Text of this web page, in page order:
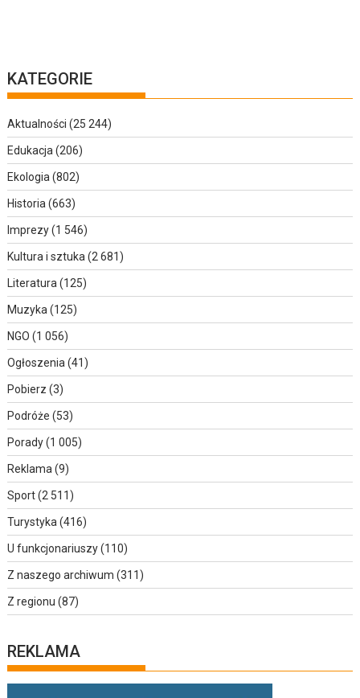
KATEGORIE
Aktualności (25 244)
Edukacja (206)
Ekologia (802)
Historia (663)
Imprezy(1 546)
Kultura i sztuka (2 681)
Literatura (125)
Muzyka (125)
NGO (1 056)
Ogłoszenia (41)
Pobierz (3)
Podróże (53)
Porady(1 005)
Reklama (9)
Sport(2 511)
Turystyka (416)
U funkcjonariuszy(110)
Z naszego archiwum (311)
Z regionu (87)
REKLAMA